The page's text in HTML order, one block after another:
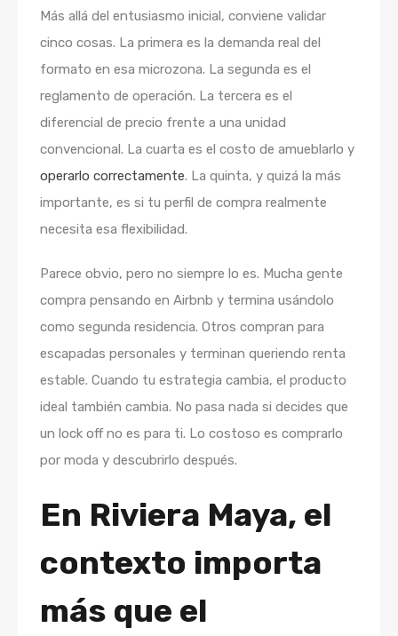
Más allá del entusiasmo inicial, conviene validar
cinco cosas. La primera es la demanda real del
formato en esa microzona. La segunda es el
reglamento de operación. La tercera es el
diferencial de precio frente a una unidad
convencional. La cuarta es el costo de amueblarlo y
operarlo correctamente. La quinta, y quizá la más
importante, es si tu perfil de compra realmente
necesita esa flexibilidad.
Parece obvio, pero no siempre lo es. Mucha gente
compra pensando en Airbnb y termina usándolo
como segunda residencia. Otros compran para
escapadas personales y terminan queriendo renta
estable. Cuando tu estrategia cambia, el producto
ideal también cambia. No pasa nada si decides que
un lock off no es para ti. Lo costoso es comprarlo
por moda y descubrirlo después.
En Riviera Maya, el
contexto importa
más que el